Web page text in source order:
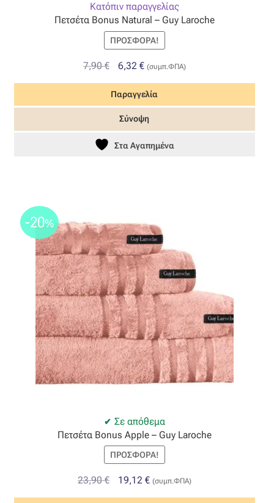
Όροι Χρήσης
Κατόπιν παραγγελίας
Πετσέτα Bonus Natural – Guy Laroche
ΠΡΟΣΦΟΡΆ!
7,90€
Original
was:
7,90 €.
6,32 €Η
τιμή
είναι:
6,32 €.
(συμπ.ΦΠΑ)
Παραγγελία
Σύνοψη
Στα Αγαπημένα
Σε απόθεμα
-20%
Πετσέτα Bonus Apple – Guy Laroche
ΠΡΟΣΦΟΡΆ!
23,90€
Original
price
19,12 €Η
τρέχουσα
(συμπ.ΦΠΑ)